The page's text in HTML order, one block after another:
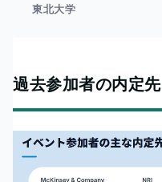
東北大学
過去参加者の内定先